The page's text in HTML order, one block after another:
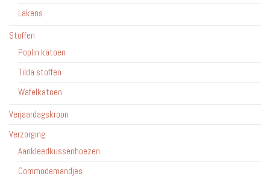
Lakens
Stoffen
Poplin katoen
Tilda stoffen
Wafelkatoen
Verjaardagskroon
Verzorging
Aankleedkussenhoezen
Commodemandjes